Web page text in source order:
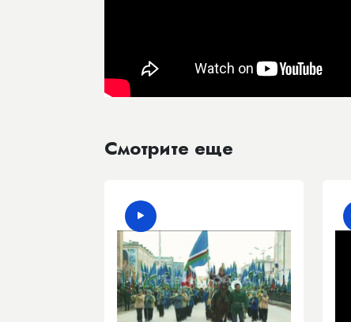
Смотрите еще